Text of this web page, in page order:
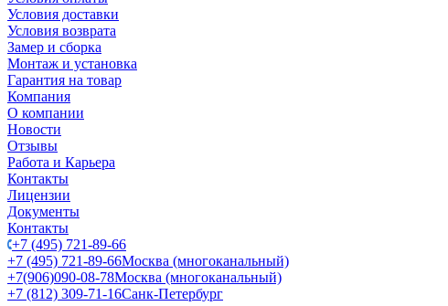
Условия доставки
Условия возврата
Замер и сборка
Монтаж и установка
Гарантия на товар
Компания
О компании
Новости
Отзывы
Работа и Карьера
Контакты
Лицензии
Документы
Контакты
+7 (495) 721-89-66
+7 (495) 721-89-66Москва (многоканальный)
+7(906)090-08-78Москва (многоканальный)
+7 (812) 309-71-16Санк-Петербург